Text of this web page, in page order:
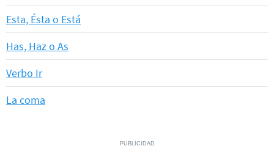
Esta, Ésta o Está
Has, Haz o As
Verbo Ir
La coma